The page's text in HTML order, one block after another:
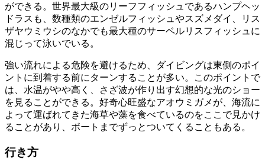
ができる。世界最大級のリーフフィッシュであるハンプヘッ
ドラスも、数種類のエンゼルフィッシュやスズメダイ、リス
ザヤウミウシのなかでも最大種のサーベルリスフィッシュに
混じって泳いでいる。
強い流れによる危険を避けるため、ダイビングは東側のポイ
ントに到着する前にターンすることが多い。このポイントで
は、水温がやや高く、さざ波が作り出す幻想的な光のショー
を見ることができる。好奇心旺盛なアオウミガメが、海流に
よって運ばれてきた海草や藻を食べているのをここで見かけ
ることがあり、ボートまでずっとついてくることもある。
行き方